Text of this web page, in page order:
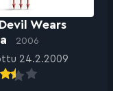
Wears
2006
24.2.2009